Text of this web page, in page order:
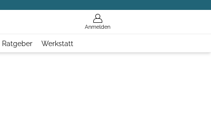
Anmelden
Ratgeber Werkstatt